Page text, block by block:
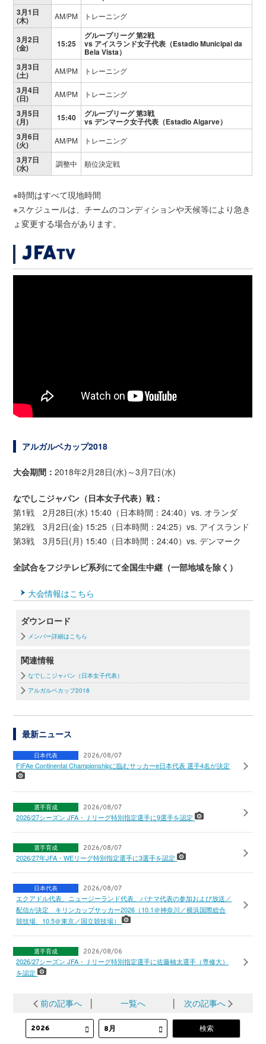
3月1日
(木) AM/PM トレーニング
3月2日
(金) 15:25
グループリーグ 第2戦
vs アイスランド女子代表（Estadio Municipal da
Bela Vista）
3月3日
(土) AM/PM トレーニング
3月4日
(日) AM/PM トレーニング
3月5日
(月) 15:40 グループリーグ 第3戦
vs デンマーク女子代表（Estadio Algarve）
3月6日
(火) AM/PM トレーニング
3月7日
(水) 調整中 順位決定戦
※時間はすべて現地時間
※スケジュールは、チームのコンディションや天候等により急き
ょ変更する場合があります。
アルガルベカップ2018
大会期間：2018年2月28日(水)～3月7日(水)
なでしこジャパン（日本女子代表）戦：
第1戦 2月28日(水) 15:40（日本時間：24:40）vs. オランダ
第2戦 3月2日(金) 15:25（日本時間：24:25）vs. アイスランド
第3戦 3月5日(月) 15:40（日本時間：24:40）vs. デンマーク
全試合をフジテレビ系列にて全国生中継（一部地域を除く）
大会情報はこちら
ダウンロード
メンバー詳細はこちら
関連情報
なでしこジャパン（日本女子代表）
アルガルベカップ2018
最新ニュース
日本代表 2026/08/07
FIFAe Continental Championshipに臨むサッカーe日本代表 選手4名が決定
選手育成 2026/08/07
2026/27シーズン JFA・Ｊリーグ特別指定選手に9選手を認定
選手育成 2026/08/07
2026/27年JFA・WEリーグ特別指定選手に3選手を認定
日本代表 2026/08/07
エクアドル代表、ニュージーランド代表、パナマ代表の参加および放送／
配信が決定 キリンカップサッカー2026（10.1＠神奈川／横浜国際総合
競技場、10.5＠東京／国立競技場）
選手育成 2026/08/06
2026/27シーズン JFA・Ｊリーグ特別指定選手に佐藤柚太選手（専修大）
を認定
前の記事へ 一覧へ 次の記事へ